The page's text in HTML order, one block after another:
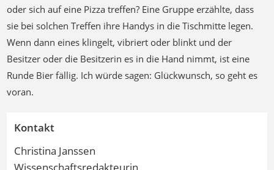
oder sich auf eine Pizza treffen? Eine Gruppe erzählte, dass
sie bei solchen Treffen ihre Handys in die Tischmitte legen.
Wenn dann eines klingelt, vibriert oder blinkt und der
Besitzer oder die Besitzerin es in die Hand nimmt, ist eine
Runde Bier fällig. Ich würde sagen: Glückwunsch, so geht es
voran.
Kontakt
Christina Janssen